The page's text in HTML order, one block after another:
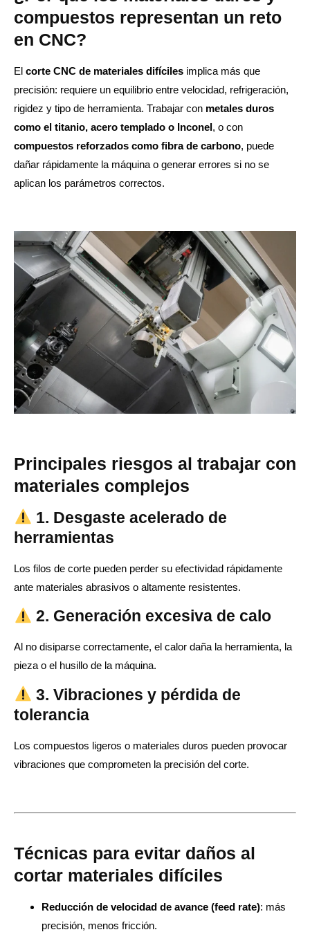
compuestos representan un reto
en CNC?
El corte CNC de materiales difíciles implica más que
precisión: requiere un equilibrio entre velocidad, refrigeración,
rigidez y tipo de herramienta. Trabajar con metales duros
como el titanio, acero templado o Inconel , o con
compuestos reforzados como fibra de carbono, puede
dañar rápidamente la máquina o generar errores si no se
aplican los parámetros correctos.
Principales riesgos al trabajar con
materiales complejos
1. Desgaste acelerado de
herramientas
Los filos de corte pueden perder su efectividad rápidamente
ante materiales abrasivos o altamente resistentes.
2. Generación excesiva de calo
Al no disiparse correctamente, el calor daña la herramienta, la
pieza o el husillo de la máquina.
3. Vibraciones y pérdida de
tolerancia
Los compuestos ligeros o materiales duros pueden provocar
vibraciones que comprometen la precisión del corte.
Técnicas para evitar daños al
cortar materiales difíciles
Reducción de velocidad de avance (feed rate): más
precisión, menos fricción.